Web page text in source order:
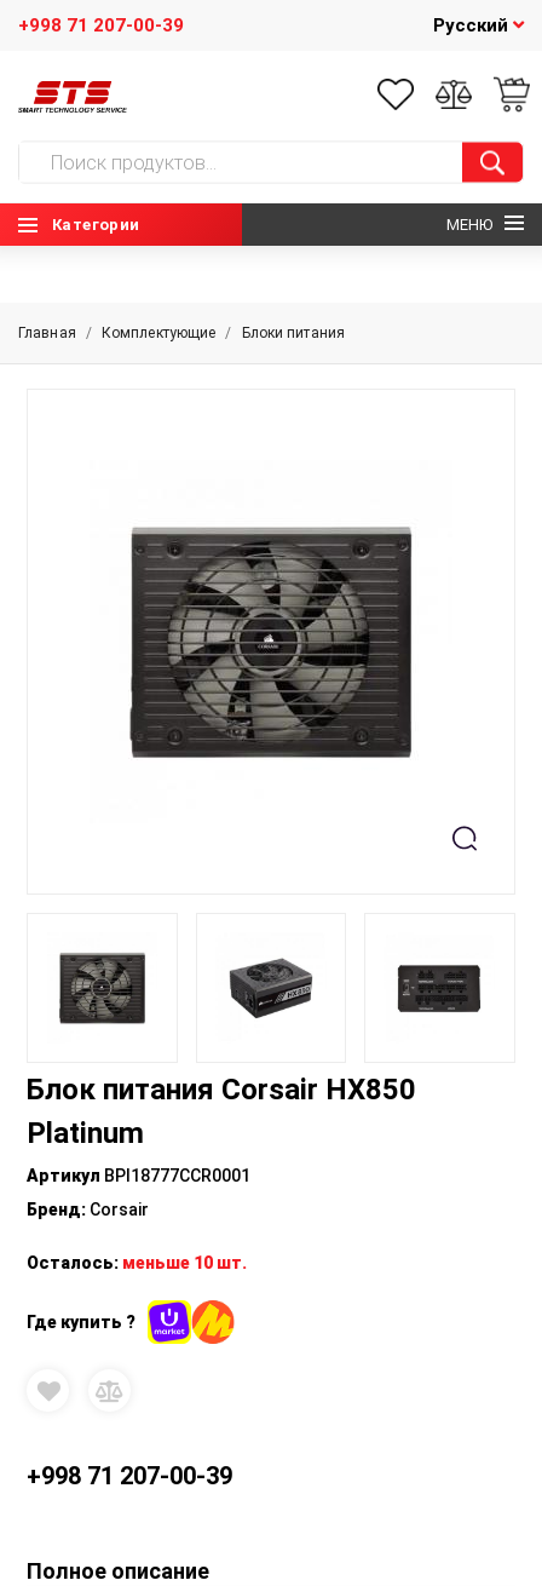
+998 71 207-00-39 Русский
Категории МЕНЮ
+99871 207-00-39 info@sts.uz
Главная / Комплектующие / Блоки питания
Блок питания Corsair HX850
Platinum
Артикул BPI18777CCR0001
Бренд: Corsair
Осталось: меньше 10 шт.
Где купить ?
+998 71 207-00-39
Полное описание